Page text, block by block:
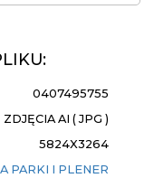
0407495755
ZDJĘCIA AI ( JPG )
5824X3264
PARKI I PLENER